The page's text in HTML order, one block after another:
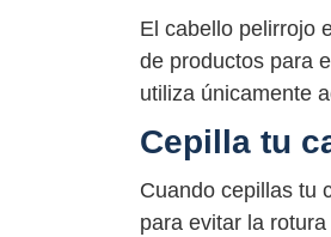
El cabello pelirrojo
de productos para
utiliza únicamente
Cepilla tu
Cuando cepillas tu
para evitar la